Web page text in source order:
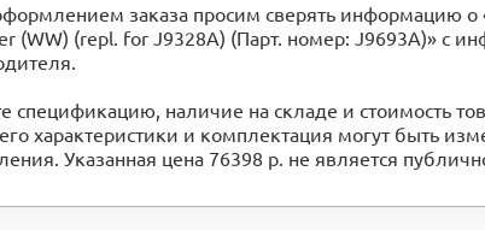
заказа просим сверять информацию о
(WW) (repl. for J9328A) (Парт. номер: J9693A)» с
спецификацию, наличие на складе и стоимость
характеристики и комплектация могут быть
Указанная цена 76398 р. не является